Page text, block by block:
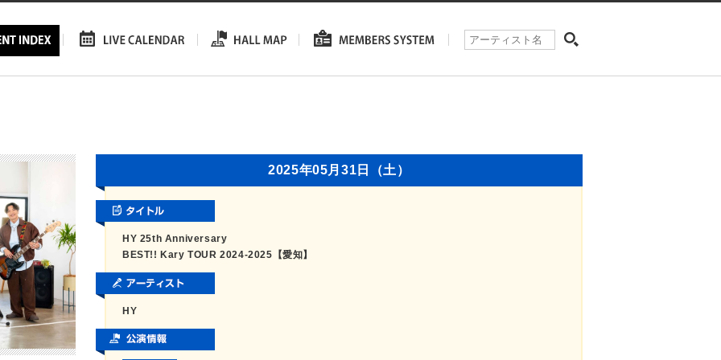
2025年05月31日（土）
HY 25th Anniversary
BEST!! Kary TOUR 2024-2025【愛知】
HY